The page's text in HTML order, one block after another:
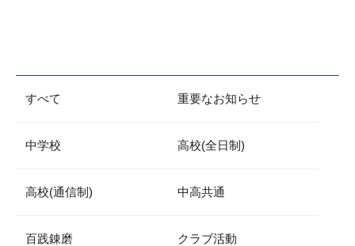
すべて 重要なお知らせ
中学校 高校(全日制)
高校(通信制) 中高共通
百践錬磨 クラブ活動